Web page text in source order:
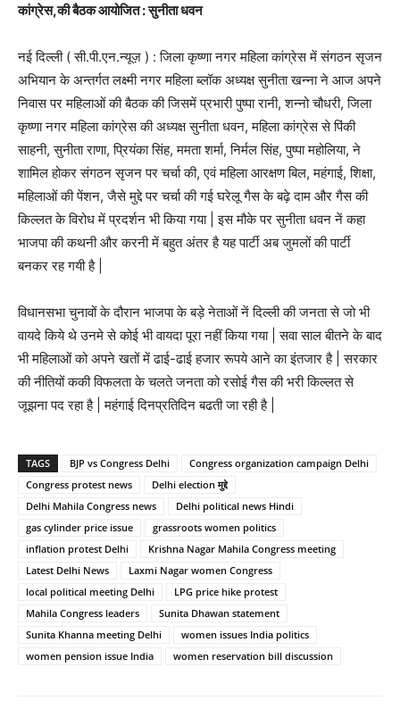
कांग्रेस,की बैठक आयोजित : सुनीता धवन
नई दिल्ली ( सी.पी.एन.न्यूज़ ) : जिला कृष्णा नगर महिला कांग्रेस में संगठन सृजन
अभियान के अन्तर्गत लक्ष्मी नगर महिला ब्लॉक अध्यक्ष सुनीता खन्ना ने आज अपने
निवास पर महिलाओं की बैठक की जिसमें प्रभारी पुष्पा रानी, शन्नो चौधरी, जिला
कृष्णा नगर महिला कांग्रेस की अध्यक्ष सुनीता धवन, महिला कांग्रेस से पिंकी
साहनी, सुनीता राणा, प्रियंका सिंह, ममता शर्मा, निर्मल सिंह, पुष्पा‌ महोलिया, ने
शामिल होकर संगठन सृजन पर चर्चा की, एवं महिला आरक्षण बिल, महंगाई, शिक्षा,
महिलाओं की पेंशन, जैसे मुद्दे पर चर्चा की गई घरेलू गैस के बढ़े दाम और गैस की
किल्लत के विरोध में प्रदर्शन भी किया गया | इस मौके पर सुनीता धवन नें कहा
भाजपा की कथनी और करनी में बहुत अंतर है यह पार्टी अब जुमलों की पार्टी
बनकर रह गयी है |
विधानसभा चुनावों के दौरान भाजपा के बड़े नेताओं नें दिल्ली की जनता से जो भी
वायदे किये थे उनमे से कोई भी वायदा पूरा नहीं किया गया | सवा साल बीतने के बाद
भी महिलाओं को अपने खतों में ढाई-ढाई हजार रूपये आने का इंतजार है | सरकार
की नीतियों ककी विफलता के चलते जनता को रसोई गैस की भरी किल्लत से
जूझना पद रहा है | महंगाई दिनप्रतिदिन बढती जा रही है |
TAGS BJP vs Congress Delhi
Congress organization campaign Delhi
Congress protest news
Delhi election मुद्दे
Delhi Mahila Congress news
Delhi political news Hindi
gas cylinder price issue
grassroots women politics
inflation protest Delhi
Krishna Nagar Mahila Congress meeting
Latest Delhi News
Laxmi Nagar women Congress
local political meeting Delhi
LPG price hike protest
Mahila Congress leaders
Sunita Dhawan statement
Sunita Khanna meeting Delhi
women issues India politics
women pension issue India
women reservation bill discussion